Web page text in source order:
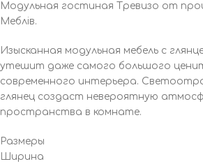
Модульная гостиная Тревизо от
Меблів.
Изысканная модульная мебель с
утешит даже самого большого
современного интерьера.
глянец создаст невероятную
пространства в комнате.
Размеры
Ширина